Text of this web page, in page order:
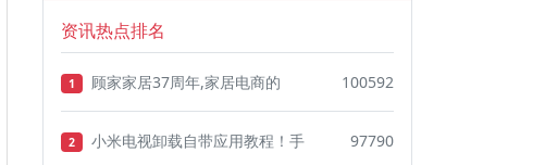
资讯热点排名
1 顾家家居37周年,家居电商的 100592
2 小米电视卸载自带应用教程！手 97790